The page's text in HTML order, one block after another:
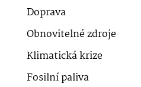
Doprava
Obnovitelné zdroje
Klimatická krize
Fosilní paliva